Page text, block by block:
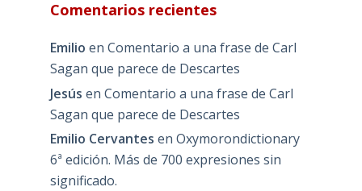
Comentarios recientes
Emilio en Comentario a una frase de Carl
Sagan que parece de Descartes
Jesús en Comentario a una frase de Carl
Sagan que parece de Descartes
Emilio Cervantes en Oxymorondictionary
6ª edición. Más de 700 expresiones sin
significado.